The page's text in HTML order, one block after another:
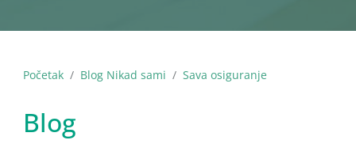
Početak Blog Nikad sami Sava osiguranje
Blog